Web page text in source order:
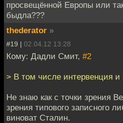
просвещённой Европы или
быдла???
thederator »
#19 | 02.04.12 13:28
Кому: Дадли Смит, #2
> В том числе интервенция и
Не знаю как с точки зрения
зрения типового записного
виноват Сталин.